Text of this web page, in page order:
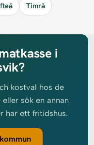
Timrå
i
kostval hos de
sök en annan
har ett fritidshus.